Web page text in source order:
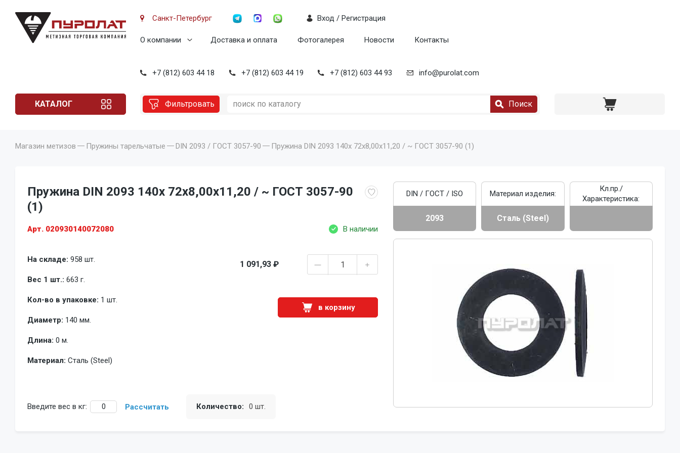
Санкт-Петербург
О компании Доставка и оплата Фотогалерея Новости Контакты
Вход / Регистрация
+7 (812) 603 44 18 +7 (812) 603 44 19 +7 (812) 603 44 93 info@purolat.com
КАТАЛОГ Фильтровать Поиск
Магазин метизов Пружины тарельчатые DIN 2093 / ГОСТ 3057-90 Пружина DIN 2093 140x 72x8,00x11,20 / ~ ГОСТ 3057-90 (1)
Пружина DIN 2093 140x 72x8,00x11,20 / ~ ГОСТ 3057-90
(1)
Арт. 020930140072080 В наличии
На складе: 958 шт.
Вес 1 шт.: 663 г.
Кол-во в упаковке: 1 шт.
Диаметр: 140 мм.
Длина: 0 м.
Материал: Сталь (Steel)
1 091,93 ₽
в корзину
Введите вес в кг: Рассчитать Количество: 0 шт.
DIN / ГОСТ / ISO
2093
Материал изделия:
Сталь (Steel)
Кл.пр./
Характеристика: